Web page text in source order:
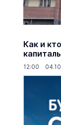
Как и
12:00